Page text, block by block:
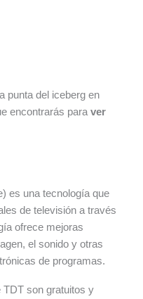
punta del iceberg en
encontrarás para ver
es una tecnología que
de televisión a través
ofrece mejoras
el sonido y otras
de programas.
son gratuitos y